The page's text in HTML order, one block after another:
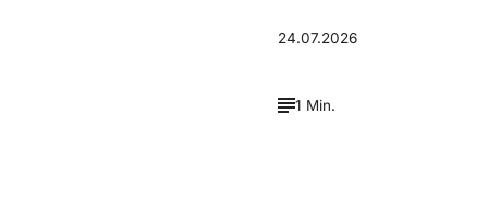
24.07.2026
1 Min.